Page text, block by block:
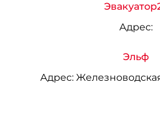
Адрес:
Эльф
Адрес: Железноводская